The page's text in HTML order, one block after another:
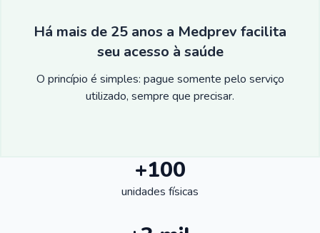
Há mais de 25 anos a Medprev facilita
seu acesso à saúde
O princípio é simples: pague somente pelo serviço
utilizado, sempre que precisar.
+100
unidades físicas